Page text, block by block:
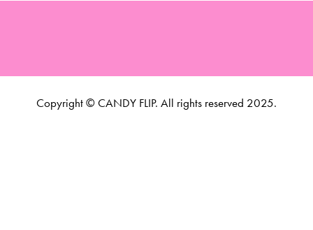
Copyright © CANDY FLIP. All rights reserved 2025.